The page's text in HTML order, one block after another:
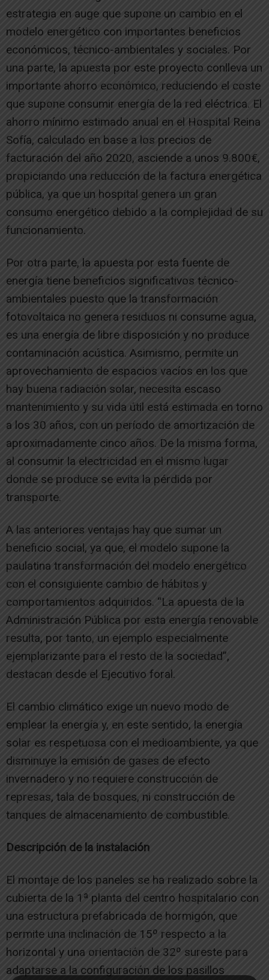
estrategia en auge que supone un cambio en el
modelo energético con importantes beneficios
económicos, técnico-ambientales y sociales. Por
una parte, la apuesta por este proyecto conlleva un
importante ahorro económico, reduciendo el coste
que supone consumir energía de la red eléctrica. El
ahorro mínimo estimado anual en el Hospital Reina
Sofía, calculado en base a los precios de
facturación del año 2020, asciende a unos 9.800€,
propiciando una reducción de la factura energética
pública, ya que un hospital genera un gran
consumo energético debido a la complejidad de su
funcionamiento.
Por otra parte, la apuesta por esta fuente de
energía tiene beneficios significativos técnico-
ambientales puesto que la transformación
fotovoltaica no genera residuos ni consume agua,
es una energía de libre disposición y no produce
contaminación acústica. Asimismo, permite un
aprovechamiento de espacios vacíos en los que
hay buena radiación solar, necesita escaso
mantenimiento y su vida útil está estimada en torno
a los 30 años, con un período de amortización de
aproximadamente cinco años. De la misma forma,
al consumir la electricidad en el mismo lugar
donde se produce se evita la pérdida por
transporte.
A las anteriores ventajas hay que sumar un
beneficio social, ya que, el modelo supone la
paulatina transformación del modelo energético
con el consiguiente cambio de hábitos y
comportamientos adquiridos. “La apuesta de la
Administración Pública por esta energía renovable
resulta, por tanto, un ejemplo especialmente
ejemplarizante para el resto de la sociedad”,
destacan desde el Ejecutivo foral.
El cambio climático exige un nuevo modo de
emplear la energía y, en este sentido, la energía
solar es respetuosa con el medioambiente, ya que
disminuye la emisión de gases de efecto
invernadero y no requiere construcción de
represas, tala de bosques, ni construcción de
tanques de almacenamiento de combustible.
Descripción de la instalación
El montaje de los paneles se ha realizado sobre la
cubierta de la 1ª planta del centro hospitalario con
una estructura prefabricada de hormigón, que
permite una inclinación de 15º respecto a la
horizontal y una orientación de 32º sureste para
adaptarse a la configuración de los pasillos